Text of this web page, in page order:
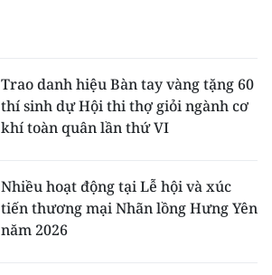
Trao danh hiệu Bàn tay vàng tặng 60
thí sinh dự Hội thi thợ giỏi ngành cơ
khí toàn quân lần thứ VI
Nhiều hoạt động tại Lễ hội và xúc
tiến thương mại Nhãn lồng Hưng Yên
năm 2026